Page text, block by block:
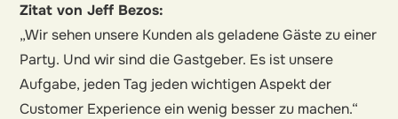
Zitat von Jeff Bezos:
„Wir sehen unsere Kunden als geladene Gäste zu einer
Party. Und wir sind die Gastgeber. Es ist unsere
Aufgabe, jeden Tag jeden wichtigen Aspekt der
Customer Experience ein wenig besser zu machen.“